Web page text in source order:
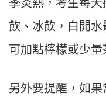
季炎熱，考生每
飲、冰飲，白開水
可加點檸檬或少量
另外要提醒，如